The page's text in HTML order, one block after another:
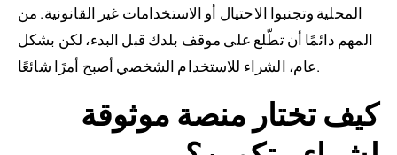
المحلية وتجنبوا الاحتيال أو الاستخدامات غير القانونية. من
المهم دائمًا أن تطّلع على موقف بلدك قبل البدء، لكن بشكل
عام، الشراء للاستخدام الشخصي أصبح أمرًا شائعًا.
كيف تختار منصة موثوقة